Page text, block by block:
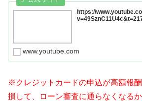
https://
www.youtube.com
※クレジットカードの申込が高額報
損して、ローン審査に通らなくなる